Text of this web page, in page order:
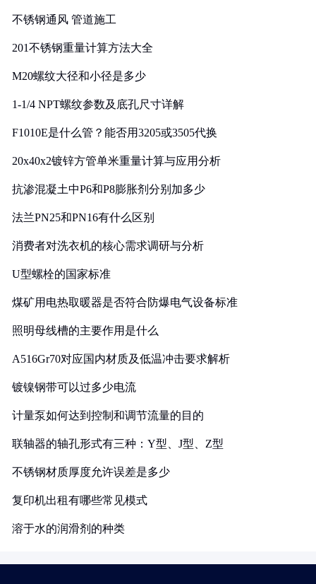
不锈钢通风 管道施工
201不锈钢重量计算方法大全
M20螺纹大径和小径是多少
1-1/4 NPT螺纹参数及底孔尺寸详解
F1010E是什么管？能否用3205或3505代换
20x40x2镀锌方管单米重量计算与应用分析
抗渗混凝土中P6和P8膨胀剂分别加多少
法兰PN25和PN16有什么区别
消费者对洗衣机的核心需求调研与分析
U型螺栓的国家标准
煤矿用电热取暖器是否符合防爆电气设备标准
照明母线槽的主要作用是什么
A516Gr70对应国内材质及低温冲击要求解析
镀镍钢带可以过多少电流
计量泵如何达到控制和调节流量的目的
联轴器的轴孔形式有三种：Y型、J型、Z型
不锈钢材质厚度允许误差是多少
复印机出租有哪些常见模式
溶于水的润滑剂的种类